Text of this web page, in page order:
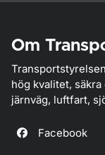
Om
hög kvalitet,
järnväg, luftfart,
Facebook